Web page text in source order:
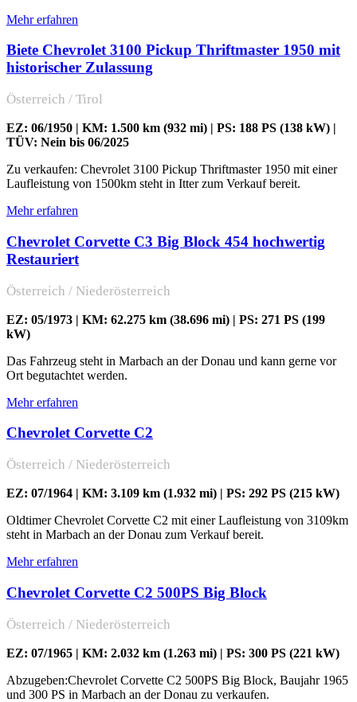
Mehr erfahren
Biete Chevrolet 3100 Pickup Thriftmaster 1950 mit
historischer Zulassung
Österreich / Tirol
EZ: 06/1950 | KM: 1.500 km (932 mi) | PS: 188 PS (138 kW) |
TÜV: Nein bis 06/2025
Zu verkaufen: Chevrolet 3100 Pickup Thriftmaster 1950 mit einer
Laufleistung von 1500km steht in Itter zum Verkauf bereit.
Mehr erfahren
Chevrolet Corvette C3 Big Block 454 hochwertig
Restauriert
Österreich / Niederösterreich
EZ: 05/1973 | KM: 62.275 km (38.696 mi) | PS: 271 PS (199
kW)
Das Fahrzeug steht in Marbach an der Donau und kann gerne vor
Ort begutachtet werden.
Mehr erfahren
Chevrolet Corvette C2
Österreich / Niederösterreich
EZ: 07/1964 | KM: 3.109 km (1.932 mi) | PS: 292 PS (215 kW)
Oldtimer Chevrolet Corvette C2 mit einer Laufleistung von 3109km
steht in Marbach an der Donau zum Verkauf bereit.
Mehr erfahren
Chevrolet Corvette C2 500PS Big Block
Österreich / Niederösterreich
EZ: 07/1965 | KM: 2.032 km (1.263 mi) | PS: 300 PS (221 kW)
Abzugeben:Chevrolet Corvette C2 500PS Big Block, Baujahr 1965
und 300 PS in Marbach an der Donau zu verkaufen.